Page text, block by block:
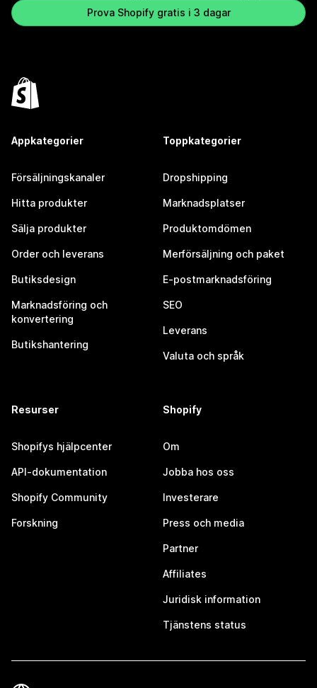
Prova Shopify gratis i 3 dagar
Appkategorier
Försäljningskanaler
Hitta produkter
Sälja produkter
Order och leverans
Butiksdesign
Marknadsföring och
konvertering
Butikshantering
Toppkategorier
Dropshipping
Marknadsplatser
Produktomdömen
Merförsäljning och paket
E-postmarknadsföring
SEO
Leverans
Valuta och språk
Resurser
Shopifys hjälpcenter
API-dokumentation
Shopify Community
Forskning
Shopify
Om
Jobba hos oss
Investerare
Press och media
Partner
Affiliates
Juridisk information
Tjänstens status